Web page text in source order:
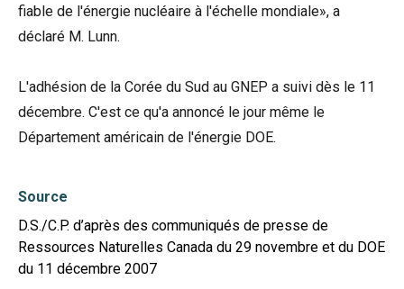
fiable de l'énergie nucléaire à l'échelle mondiale», a
déclaré M. Lunn.
L'adhésion de la Corée du Sud au GNEP a suivi dès le 11
décembre. C'est ce qu'a annoncé le jour même le
Département américain de l'énergie DOE.
Source
D.S./C.P. d’après des communiqués de presse de
Ressources Naturelles Canada du 29 novembre et du DOE
du 11 décembre 2007